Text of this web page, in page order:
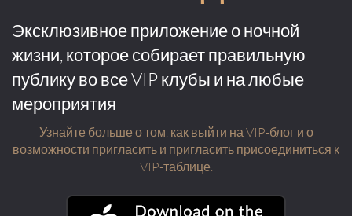
Эксклюзивное приложение о ночной
жизни, которое собирает правильную
публику во все VIP клубы и на любые
мероприятия
Узнайте больше о том, как выйти на VIP-блог и о
возможности пригласить и пригласить присоединиться к
VIP-таблице.